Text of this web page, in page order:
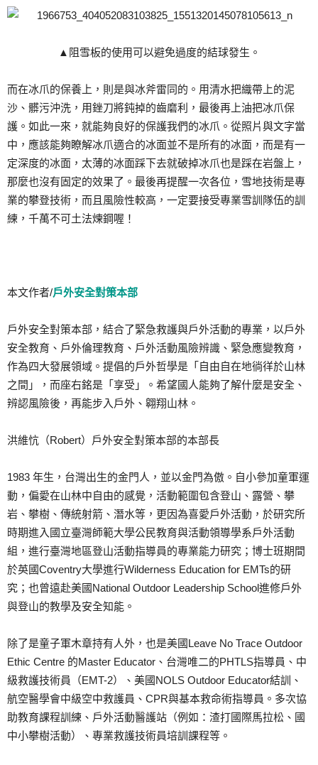
▲阻雪板的使用可以避免過度的結球發生。
而在冰爪的保養上，則是與冰斧雷同的。用清水把織帶上的泥
沙、髒污沖洗，用銼刀將鈍掉的齒磨利，最後再上油把冰爪保
護。如此一來，就能夠良好的保護我們的冰爪。從照片與文字當
中，應該能夠瞭解冰爪適合的冰面並不是所有的冰面，而是有一
定深度的冰面，太薄的冰面踩下去就破掉冰爪也是踩在岩盤上，
那麼也沒有固定的效果了。最後再提醒一次各位，雪地技術是專
業的攀登技術，而且風險性較高，一定要接受專業雪訓隊伍的訓
練，千萬不可土法煉鋼喔！
本文作者/戶外安全對策本部
戶外安全對策本部，結合了緊急救護與戶外活動的專業，以戶外
安全教育、戶外倫理教育、戶外活動風險辨識、緊急應變教育，
作為四大發展領域。提倡的戶外哲學是「自由自在地徜徉於山林
之間」，而座右銘是「享受」。希望國人能夠了解什麼是安全、
辨認風險後，再能步入戶外、翱翔山林。
洪維忼（Robert）戶外安全對策本部的本部長
1983 年生，台灣出生的金門人，並以金門為傲。自小參加童軍運
動，偏愛在山林中自由的感覺，活動範圍包含登山、露營、攀
岩、攀樹、傳統射箭、潛水等，更因為喜愛戶外活動，於研究所
時期進入國立臺灣師範大學公民教育與活動領導學系戶外活動
組，進行臺灣地區登山活動指導員的專業能力研究；博士班期間
於英國Coventry大學進行Wilderness Education for EMTs的研
究；也曾遠赴美國National Outdoor Leadership School進修戶外
與登山的教學及安全知能。
除了是童子軍木章持有人外，也是美國Leave No Trace Outdoor
Ethic Centre 的Master Educator、台灣唯二的PHTLS指導員、中
級救護技術員（EMT-2）、美國NOLS Outdoor Educator結訓、
航空醫學會中級空中救護員、CPR與基本救命術指導員。多次協
助教育課程訓練、戶外活動醫護站（例如：渣打國際馬拉松、國
中小攀樹活動）、專業救護技術員培訓課程等。